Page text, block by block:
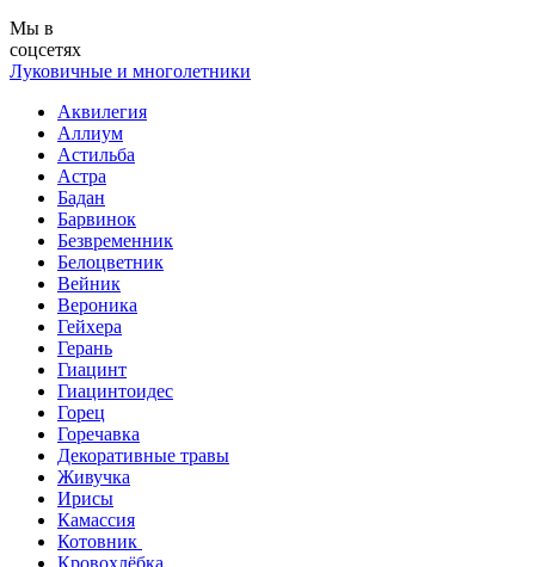
Мы в
соцсетях
Луковичные и многолетники
Аквилегия
Аллиум
Астильба
Астра
Бадан
Барвинок
Безвременник
Белоцветник
Вейник
Вероника
Гейхера
Герань
Гиацинт
Гиацинтоидес
Горец
Горечавка
Декоративные травы
Живучка
Ирисы
Камассия
Котовник